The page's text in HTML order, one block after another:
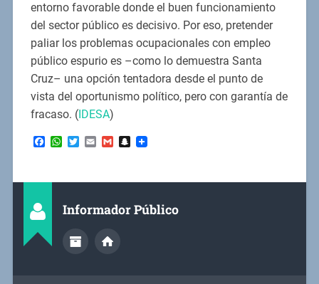
entorno favorable donde el buen funcionamiento
del sector público es decisivo. Por eso, pretender
paliar los problemas ocupacionales con empleo
público espurio es –como lo demuestra Santa
Cruz– una opción tentadora desde el punto de
vista del oportunismo político, pero con garantía de
fracaso. (IDESA)
Facebook
WhatsApp
Twitter
EmailGmailSnapchat
Informador Público